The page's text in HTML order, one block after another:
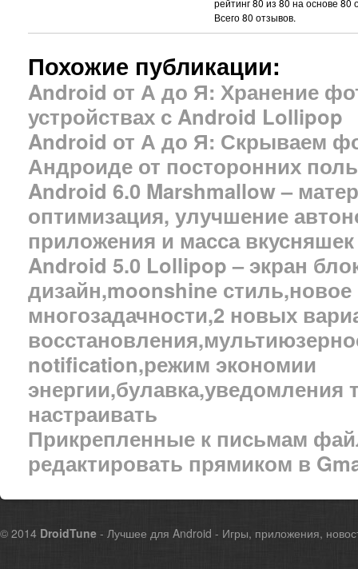
рейтинг80 из 80 на основе 80
Всего80 отзывов.
Похожие публикации:
Android от А до Я: Хранение
устройствах с Android Lollipop
Android от А до Я: Скрываем
Андроиде от посторонних
Android 6.0 Marshmallow –
оптимизация, улучшение
приложения и масса вкусняшек
Android 5.0 Lollipop – экран
дизайн,moonshine
многозадачности,2 новых
notification,режим экономии
энергии,булавка,уведомления
настраивать
Прикрепленные к письмам
редактировать прямиком в
© 2014 DroidTune - Лучшее для Android - Игры, приложения,